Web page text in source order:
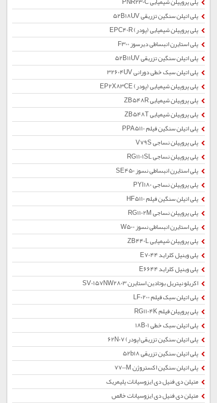
پلی اتیلن سنگین تزریقی 52B18UV
پلی پروپیلن شیمیایی (پودر) EPC40R
پلی استایرن انبساطی دیرسوز F300
پلی اتیلن سنگین تزریقی 52B11UV
پلی اتیلن سبک خطی دورانی 32604UV
پلی پروپیلن شیمیایی (پودر) EP2X83CE
پلی پروپیلن شیمیایی ZB548R
پلی پروپیلن شیمیایی ZB548T
پلی اتیلن سنگین فیلم PPA5110
پلی پروپیلن نساجی V79S
پلی پروپیلن نساجی RG1101SL
پلی استایرن انبساطی نسوز SE450
پلی پروپیلن نساجی PYI180
پلی اتیلن سنگین فیلم HF5110
پلی پروپیلن نساجی RG1102M
پلی استایرن انبساطی نسوز W500
پلی پروپیلن شیمیایی ZB440L
پلی وینیل کلراید E7044
پلی وینیل کلراید E6644
اکریلو نیتریل بوتادین استایرن SV0157NW2803
پلی اتیلن سبک فیلم LF0200
پلی پروپیلن فیلم RG1104K
پلی اتیلن سبک خطی 18B01
پلی اتیلن سنگین تزریقی(پودر) 62N07
پلی اتیلن سنگین تزریقی 52b18
پلی اتیلن سنگین اکستروژن 7700M
متیلن دی فنیل دی ایزوسیانات پلیمریک
متیلن دی فنیل دی ایزوسیانات خالص